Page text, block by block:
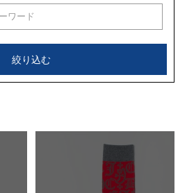
絞り込む